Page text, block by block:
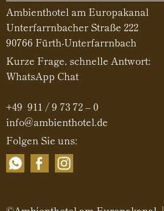
Ambienthotel am Europakanal
Unterfarrnbacher Straße 222
90766 Fürth-Unterfarrnbach
Kurze Frage, schnelle Antwort:
WhatsApp Chat
+49 911 / 9 73 72 – 0
info@ambienthotel.de
Folgen Sie uns: